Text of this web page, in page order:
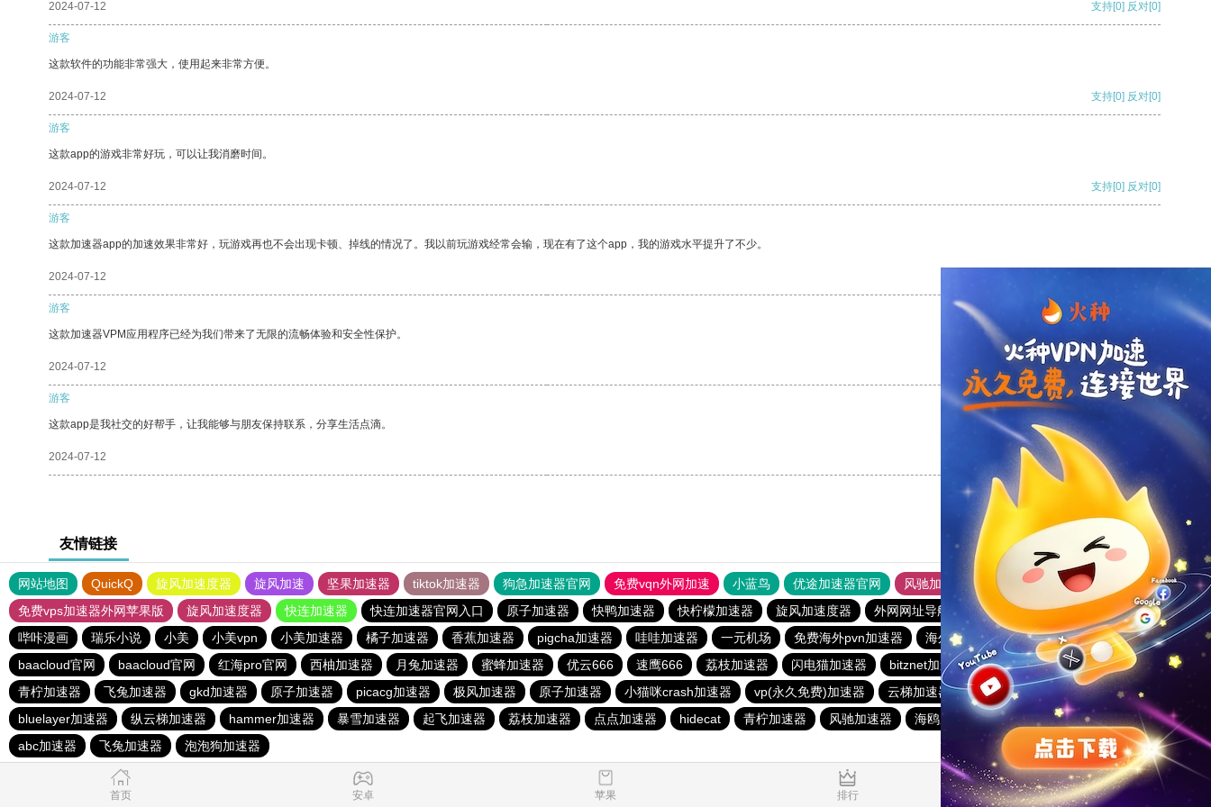
2024-07-12 支持[0] 反对[0]
游客
这款软件的功能非常强大，使用起来非常方便。
2024-07-12 支持[0] 反对[0]
游客
这款app的游戏非常好玩，可以让我消磨时间。
2024-07-12 支持[0] 反对[0]
游客
这款加速器app的加速效果非常好，玩游戏再也不会出现卡顿、掉线的情况了。我以前玩游戏经常会输，现在有了这个app，我的游戏水平提升了不少。
2024-07-12
游客
这款加速器VPM应用程序已经为我们带来了无限的流畅体验和安全性保护。
2024-07-12 支持 [0] 反对 [0]
游客
这款app是我社交的好帮手，让我能够与朋友保持联系，分享生活点滴。
2024-07-12 支持
友情链接
网站地图 QuickQ 旋风加速度器 旋风加速 坚果加速器 tiktok加速器 狗急加速器官网 免费vqn外网加速 小蓝鸟 优途加速器官网 风驰加速器
旋风加速器
免费vps加速器外网苹果版
旋风加速度器 快连加速器 快连加速器官网入口 原子加速器 快鸭加速器 快柠檬加速器 旋风加速度器 外网网址导航 软件中心 雷霆加速
狂飙加速器
哔咔漫画
瑞乐小说 小美 小美vpn 小美加速器 橘子加速器 香蕉加速器 pigcha加速器 哇哇加速器 一元机场 免费海外pvn加速器 海外梯子官网
小猫咪crash加速器
baacloud官网
baacloud官网 红海pro官网 西柚加速器 月兔加速器 蜜蜂加速器 优云666 速鹰666 荔枝加速器 闪电猫加速器 bitznet加速器 hammer加速器
ghelper
青柠加速器
飞兔加速器 gkd加速器 原子加速器 picacg加速器 极风加速器 原子加速器 小猫咪crash加速器 vp(永久免费)加速器 云梯加速器
免费海外pvn加速器
bluelayer加速器
纵云梯加速器 hammer加速器 暴雪加速器 起飞加速器 荔枝加速器 点点加速器 hidecat 青柠加速器 风驰加速器 海鸥加速器 橘子加速器
蜜蜂加速器
abc加速器
飞兔加速器 泡泡狗加速器
首页 安卓 苹果 排行 推荐